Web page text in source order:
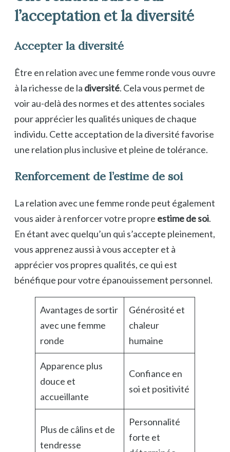
l’acceptation et la diversité
Accepter la diversité
Être en relation avec une femme ronde vous ouvre
à la richesse de la diversité. Cela vous permet de
voir au-delà des normes et des attentes sociales
pour apprécier les qualités uniques de chaque
individu. Cette acceptation de la diversité favorise
une relation plus inclusive et pleine de tolérance.
Renforcement de l’estime de soi
La relation avec une femme ronde peut également
vous aider à renforcer votre propre estime de soi.
En étant avec quelqu’un qui s’accepte pleinement,
vous apprenez aussi à vous accepter et à
apprécier vos propres qualités, ce qui est
bénéfique pour votre épanouissement personnel.
Avantages de sortir
avec une femme
ronde
Générosité et
chaleur
humaine
Apparence plus
douce et
accueillante
Confiance en
soi et positivité
Plus de câlins et de
tendresse
Personnalité
forte et